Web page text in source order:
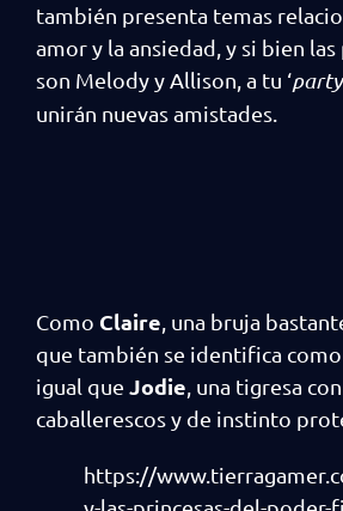
también presenta temas
amor y la ansiedad, y si bien
son Melody y Allison, a tu ‘party
unirán nuevas amistades.
Como Claire , una bruja
que también se identifica
igual que Jodie , una tigresa
caballerescos y de instinto
https://